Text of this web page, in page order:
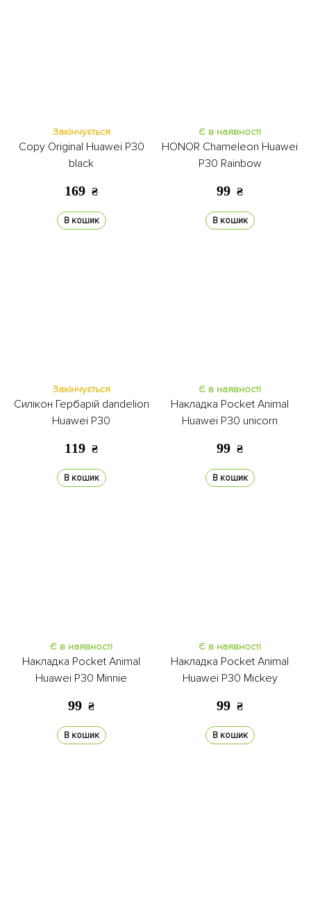
Закінчується
Copy Original Huawei P30
black
169 ₴
В кошик
Є в наявності
HONOR Chameleon Huawei
P30 Rainbow
99 ₴
В кошик
Закінчується
Силікон Гербарій dandelion
Huawei P30
119 ₴
В кошик
Є в наявності
Накладка Pocket Animal
Huawei P30 unicorn
99 ₴
В кошик
Є в наявності
Накладка Pocket Animal
Huawei P30 Minnie
99 ₴
В кошик
Є в наявності
Накладка Pocket Animal
Huawei P30 Mickey
99 ₴
В кошик